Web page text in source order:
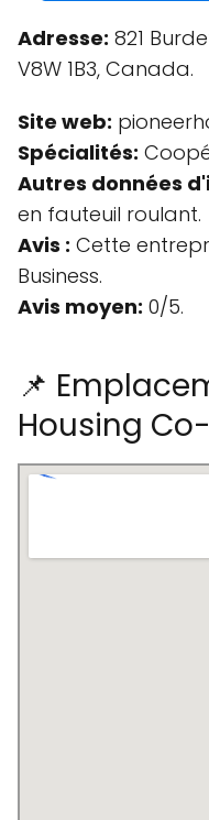
Adresse: 821
V8W 1B3, Canada.
Site web:
Spécialités:
Autres données
en fauteuil roulant.
Avis : Cette
Business.
Avis moyen: 0/5.
📌
Housing